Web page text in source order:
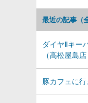
最近の記事（
ダイヤⅡキー
（高松屋島
豚カフェに